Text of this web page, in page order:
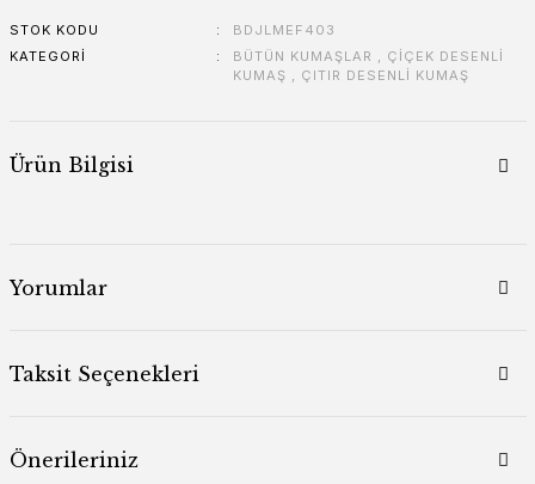
STOK KODU
BDJLMEF403
KATEGORI
BÜTÜN KUMAŞLAR , ÇİÇEK DESENLİ
KUMAŞ , ÇITIR DESENLİ KUMAŞ
Ürün Bilgisi
Yorumlar
Taksit Seçenekleri
Önerileriniz